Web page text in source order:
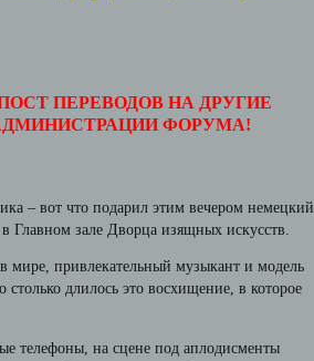
ПЕРЕВОДОВ НА ДРУГИЕ
ФОРУМА!
– вот что подарил этим вечером немецкий
Главном зале Дворца изящных искусств.
мире, привлекательный музыкант и модель
длилось это восхищение, в которое
телефоны, на сцене под аплодисменты